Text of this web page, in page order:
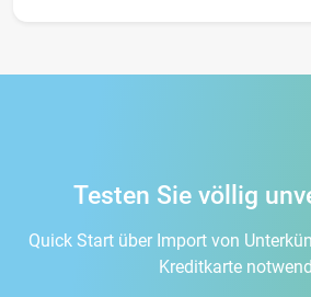
Testen Sie völlig
Quick Start über Import von
Kreditkarte